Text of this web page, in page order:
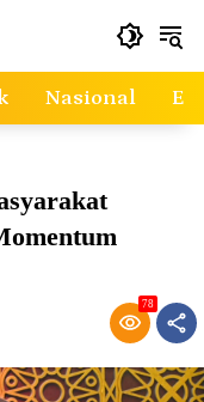
Nasional
78